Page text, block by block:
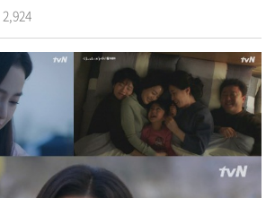
2,924